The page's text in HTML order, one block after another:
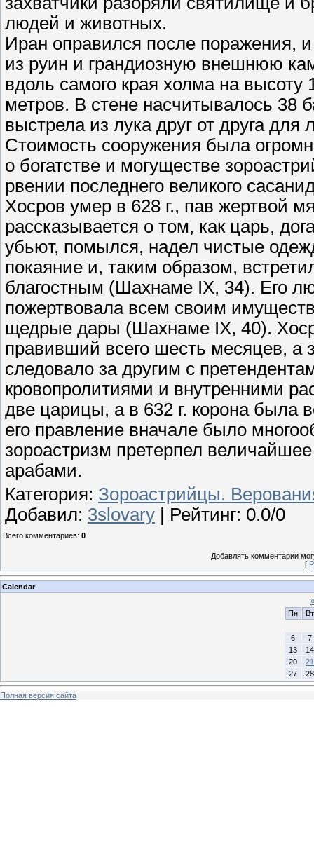
людей и животных.
Иран оправился после поражения,
из руин и грандиозную внешнюю
вдоль самого края холма на
метров. В стене насчитывалось 38
выстрела из лука друг от друга
Стоимость сооружения была
о богатстве и могуществе
рвении последнего великого
Хосров умер в 628 г., пав жертвой
рассказывается о том, как царь,
убьют, помылся, надел чистые
покаяние и, таким образом,
благостным (Шахнаме IX, 34). Его
пожертвовала всем своим
щедрые дары (Шахнаме IX, 40).
правивший всего шесть месяцев, а
следовало за другим с
кровопролитиями и внутренними
две царицы, а в 632 г. корона была
его правление вначале было
зороастризм претерпел
арабами.
Категория: Зороастрийцы.
Добавил: 3slovary Рейтинг: 0.0/0
Всего комментариев: 0
Добавлять комментарии
[
Calendar
«
Пн
Вт
6
7
13
14
20
21
27
28
Полная версия сайта